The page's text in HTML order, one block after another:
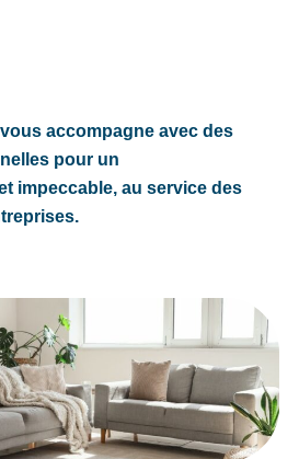
accompagne avec des
pour un
impeccable, au service des